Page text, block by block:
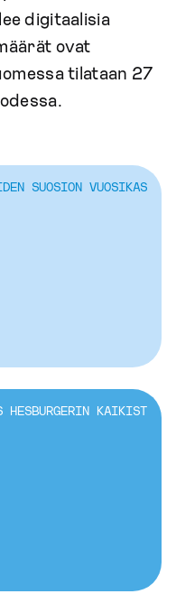
digitaalisia
ovat
tilataan 27
SUOSION VUOSIKAS
KAIKIST